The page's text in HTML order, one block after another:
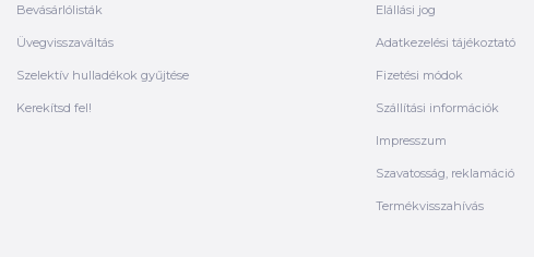
Bevásárlólisták
Üvegvisszaváltás
Szelektív hulladékok gyűjtése
Kerekítsd fel!
Elállási jog
Adatkezelési tájékoztató
Fizetési módok
Szállítási információk
Impresszum
Szavatosság, reklamáció
Termékvisszahívás